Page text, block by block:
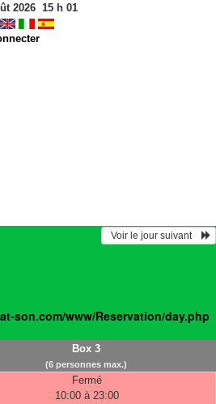
2026 15 h 01
  Voir le jour suivant
son.com/www/Reservation/day.php
Box 3
(6 personnes max.)
Fermé
10:00 à 23:00